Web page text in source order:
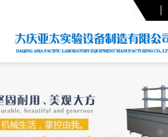
PCR实验室
通风柜系列
功能柜系列